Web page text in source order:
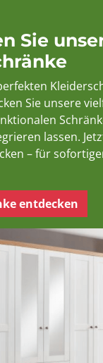
Sie
Sie unsere
lassen.
– für
entdecken